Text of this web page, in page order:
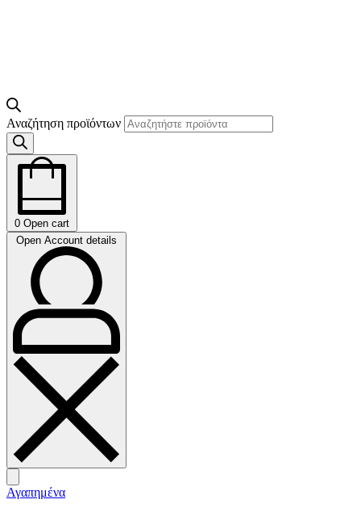
Αναζήτηση προϊόντων
0 Open cart
Open Account details
Αγαπημένα